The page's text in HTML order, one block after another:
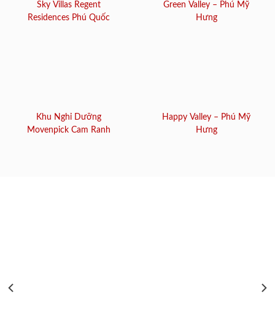
Sky Villas Regent
Residences Phú Quốc
Green Valley – Phú Mỹ
Hưng
Khu Nghỉ Dưỡng
Movenpick Cam Ranh
Happy Valley – Phú Mỹ
Hưng